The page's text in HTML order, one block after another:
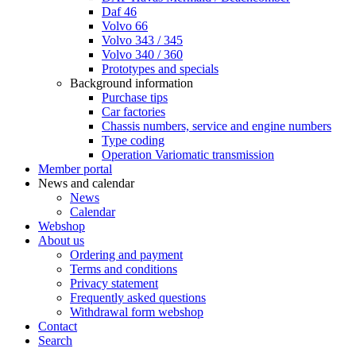
Daf 46
Volvo 66
Volvo 343 / 345
Volvo 340 / 360
Prototypes and specials
Background information
Purchase tips
Car factories
Chassis numbers, service and engine numbers
Type coding
Operation Variomatic transmission
Member portal
News and calendar
News
Calendar
Webshop
About us
Ordering and payment
Terms and conditions
Privacy statement
Frequently asked questions
Withdrawal form webshop
Contact
Search